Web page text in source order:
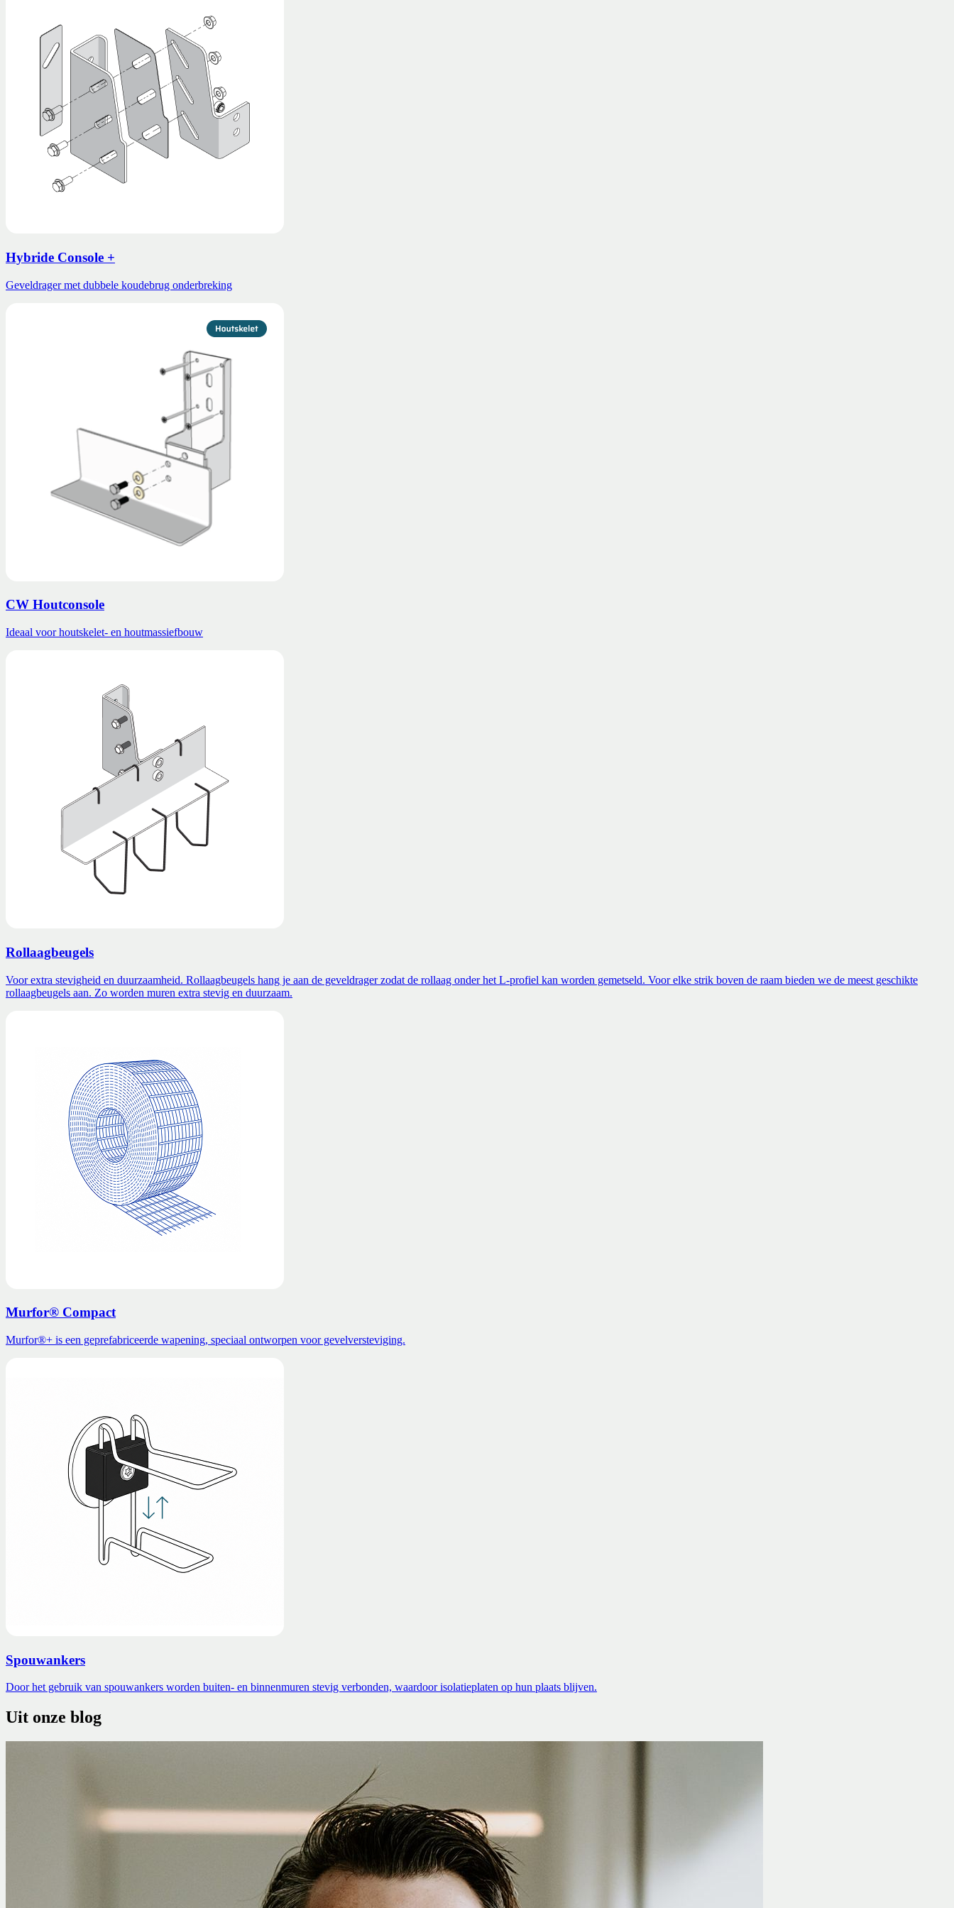
Hybride Console +
Geveldrager met dubbele koudebrug onderbreking
CW Houtconsole
Ideaal voor houtskelet- en houtmassiefbouw
Rollaagbeugels
Voor extra stevigheid en duurzaamheid. Rollaagbeugels hang je aan de geveldrager zodat de rollaag onder het L-profiel kan worden gemetseld. Voor elke strik boven de raam bieden we de meest geschikte
rollaagbeugels aan. Zo worden muren extra stevig en duurzaam.
Murfor® Compact
Murfor®+ is een geprefabriceerde wapening, speciaal ontworpen voor gevelversteviging.
Spouwankers
Door het gebruik van spouwankers worden buiten- en binnenmuren stevig verbonden, waardoor isolatieplaten op hun plaats blijven.
Uit onze blog